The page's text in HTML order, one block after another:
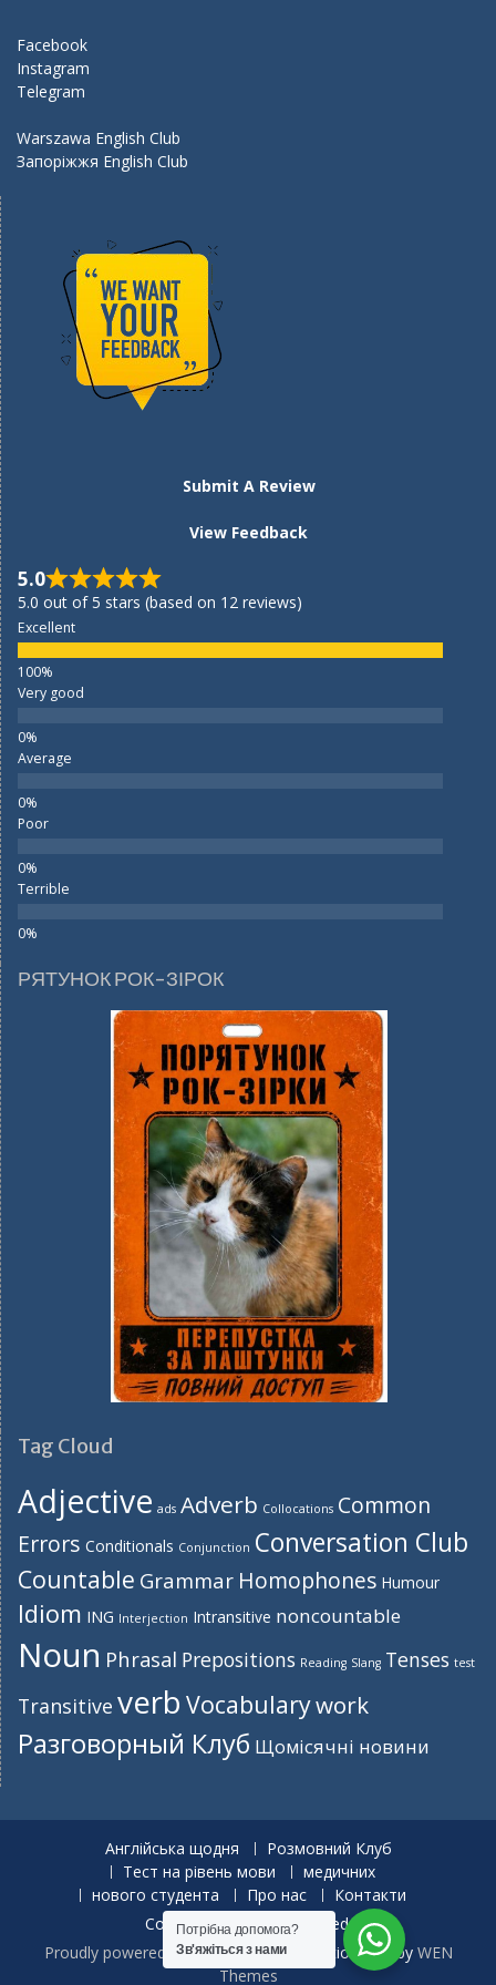
k
Facebook
Instagram
Telegram
Warszawa English Club
Запоріжжя English Club
Submit A Review
View Feedback
5.0
5.0 out of 5 stars (based on 12 reviews)
Excellent
Very good
Average
Poor
Terrible
РЯТУНОК РОК-ЗІРОК
Tag Cloud
Adjective ads Adverb Collocations Common
Errors Conditionals Conjunction Conversation Club
Countable Grammar Homophones Humour
Idiom ING Interjection Intransitive noncountable
Noun Phrasal Prepositions Reading Slang Tenses test
Transitive verb Vocabularywork
Разговорный Клуб Щомісячні новини
Англійська щодня
Розмовний Клуб
Тест на рівень мови
медичних
нового студента
Про нас
Контакти
Copyright. All rights reserved.
Proudly powered by WordPress | Education Hub by WEN
Themes
Потрібна допомога?
Зв'яжіться з нами